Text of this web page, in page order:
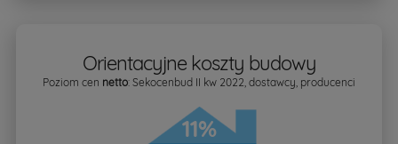
Orientacyjne koszty budowy
Poziom cen netto: Sekocenbud II kw 2022, dostawcy, producenci
11%